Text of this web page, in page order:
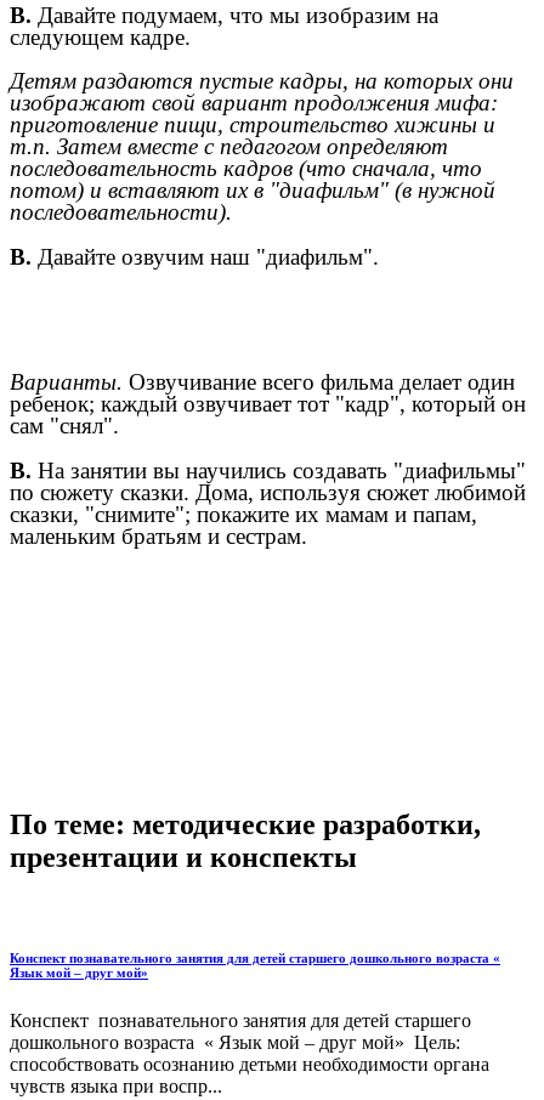
В. Давайте подумаем, что мы изобразим на
следующем кадре.
Детям раздаются пустые кадры, на которых они
изображают свой вариант продолжения мифа:
приготовление пищи, строительство хижины и
т.п. Затем вместе с педагогом определяют
последовательность кадров (что сначала, что
потом) и вставляют их в "диафильм" (в нужной
последовательности).
В. Давайте озвучим наш "диафильм".
Варианты. Озвучивание всего фильма делает один
ребенок; каждый озвучивает тот "кадр", который он
сам "снял".
В. На занятии вы научились создавать "диафильмы"
по сюжету сказки. Дома, используя сюжет любимой
сказки, "снимите"; покажите их мамам и папам,
маленьким братьям и сестрам.
По теме: методические разработки,
презентации и конспекты
Конспект познавательного занятия для детей старшего дошкольного возраста «
Язык мой – друг мой»
Конспект познавательного занятия для детей старшего
дошкольного возраста « Язык мой – друг мой» Цель:
способствовать осознанию детьми необходимости органа
чувств языка при воспр...